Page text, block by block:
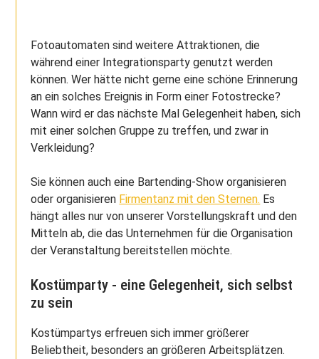
Fotoautomaten sind weitere Attraktionen, die
während einer Integrationsparty genutzt werden
können. Wer hätte nicht gerne eine schöne Erinnerung
an ein solches Ereignis in Form einer Fotostrecke?
Wann wird er das nächste Mal Gelegenheit haben, sich
mit einer solchen Gruppe zu treffen, und zwar in
Verkleidung?
Sie können auch eine Bartending-Show organisieren
oder organisieren Firmentanz mit den Sternen. Es
hängt alles nur von unserer Vorstellungskraft und den
Mitteln ab, die das Unternehmen für die Organisation
der Veranstaltung bereitstellen möchte.
Kostümparty - eine Gelegenheit, sich selbst
zu sein
Kostümpartys erfreuen sich immer größerer
Beliebtheit, besonders an größeren Arbeitsplätzen.